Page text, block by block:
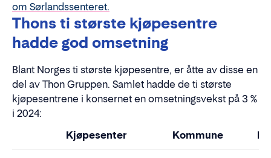
om Sørlandssenteret.
Thons ti største kjøpesentre
hadde god omsetning
Blant Norges ti største kjøpesentre, er åtte av disse en
del av Thon Gruppen. Samlet hadde de ti største
kjøpesentrene i konsernet en omsetningsvekst på 3 %
i 2024:
Kjøpesenter
Kommune